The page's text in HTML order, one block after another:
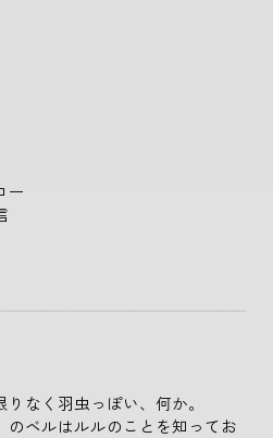
ー
なく羽虫っぽい、何か。
のベルはルルのことを知ってお